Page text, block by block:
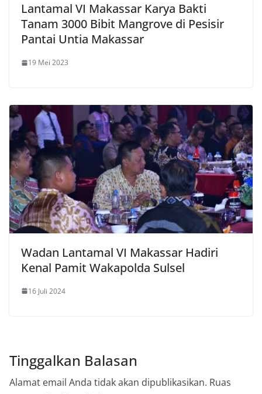
Lantamal VI Makassar Karya Bakti
Tanam 3000 Bibit Mangrove di Pesisir
Pantai Untia Makassar
19 Mei 2023
Wadan Lantamal VI Makassar Hadiri
Kenal Pamit Wakapolda Sulsel
16 Juli 2024
Tinggalkan Balasan
Alamat email Anda tidak akan dipublikasikan. Ruas